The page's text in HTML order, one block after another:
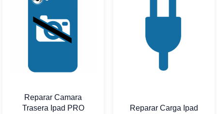
Reparar Camara
Trasera Ipad PRO
Reparar Carga Ipad